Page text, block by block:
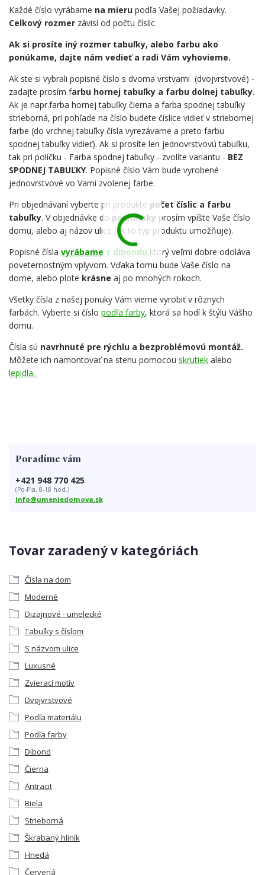
Každé číslo vyrábame na mieru podľa Vašej požiadavky.
Celkový rozmer závisí od počtu číslic.
Ak si prosíte iný rozmer tabuľky, alebo farbu ako
ponúkame, dajte nám vedieť a radi Vám vyhovieme.
Ak ste si vybrali popisné číslo s dvoma vrstvami (dvojvrstvové) -
zadajte prosím farbu hornej tabuľky a farbu dolnej tabuľky.
Ak je napr.farba hornej tabuľky čierna a farba spodnej tabuľky
strieborná, pri pohľade na číslo budete číslice vidieť v striebornej
farbe (do vrchnej tabuľky čísla vyrezávame a preto farbu
spodnej tabuľky vidieť). Ak si prosíte len jednovrstvovú tabuľku,
tak pri políčku - Farba spodnej tabuľky - zvolíte variantu - BEZ
SPODNEJ TABUĽKY. Popisné číslo Vám bude vyrobené
jednovrstvové vo Vami zvolenej farbe.
Pri objednávaní vyberte pri produkte počet číslic a farbu
tabuľky. V objednávke do poznámky prosím vpíšte Vaše číslo
domu, alebo aj názov ulice (ak to typ produktu umožňuje).
Popisné čísla vyrábame z dibondu,ktorý veľmi dobre odoláva
poveternostným vplyvom. Vďaka tomu bude Vaše číslo na
dome, alebo plote krásne aj po mnohých rokoch.
Všetky čísla z našej ponuky Vám vieme vyrobiť v rôznych
farbách. Vyberte si číslo podľa farby, ktorá sa hodí k štýlu Vášho
domu.
Čísla sú navrhnuté pre rýchlu a bezproblémovú montáž.
Môžete ich namontovať na stenu pomocou skrutiek alebo
lepidla.
Tovar zaradený v kategóriách
Čísla na dom
Moderné
Dizajnové - umelecké
Tabuľky s číslom
S názvom ulice
Luxusné
Zvierací motív
Dvojvrstvové
Podľa materiálu
Podľa farby
Dibond
Čierna
Antracit
Biela
Strieborná
Škrabaný hliník
Hnedá
Červená
Poradíme vám
+421 948 770 425
(Po-Pia, 8-18 hod.)
info@umeniedomova.sk